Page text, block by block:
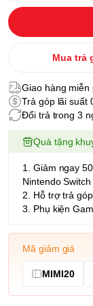
Mua trả
Giao hàng
Trả góp lãi suất
Đổi trả trong 3
Quà tặng
1. Giảm ngay
Nintendo Switch
2. Hỗ trợ trả
3. Phụ kiện
Mã giảm giá
MIMI20